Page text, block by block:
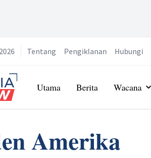
Tentang Pengiklanan Hubungi
Utama Berita Wacana
Amerika